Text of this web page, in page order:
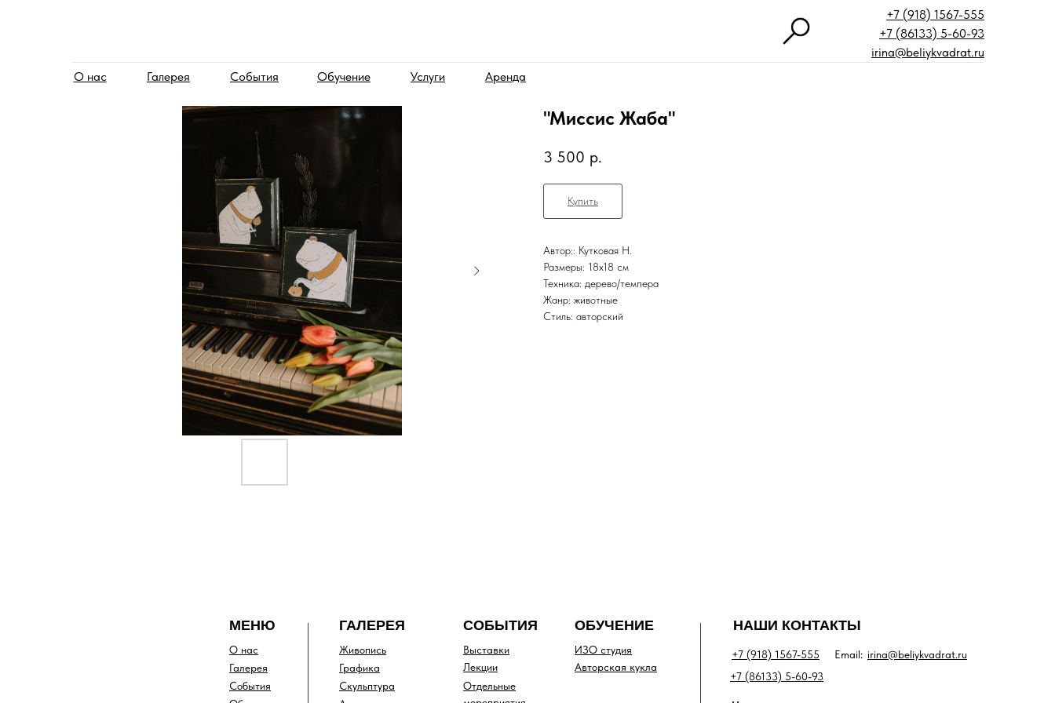
О нас События
Галерея Обучение
+7 (918) 1567-555
Услуги Аренда
+7 (86133) 5-60-93
irina@beliykvadrat.ru
"Миссис Жаба"
3 500 р.
Купить
Автор:: Кутковая Н.
Размеры: 18х18 см
Техника: дерево/темпера
Жанр: животные
Стиль: авторский
СОБЫТИЯ ОБУЧЕНИЕ
МЕНЮ
О нас
Галерея
События
ГАЛЕРЕЯ
Живопись
Графика
Скульптура
Выставки
Лекции
Отдельные
ИЗО студия
Авторская кукла
НАШИ КОНТАКТЫ
+7 (918) 1567-555
+7 (86133) 5-60-93
irina@beliykvadrat.ru
Email: